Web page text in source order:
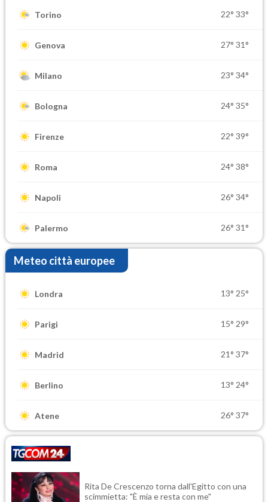
Torino 22° 33°
Genova 27° 31°
Milano 23° 34°
Bologna 24° 35°
Firenze 22° 39°
Roma 24° 38°
Napoli 26° 34°
Palermo 26° 31°
Meteo città europee
Londra 13° 25°
Parigi 15° 29°
Madrid 21° 37°
Berlino 13° 24°
Atene 26° 37°
Rita De Crescenzo torna dall'Egitto con una
scimmietta: "È mia e resta con me"